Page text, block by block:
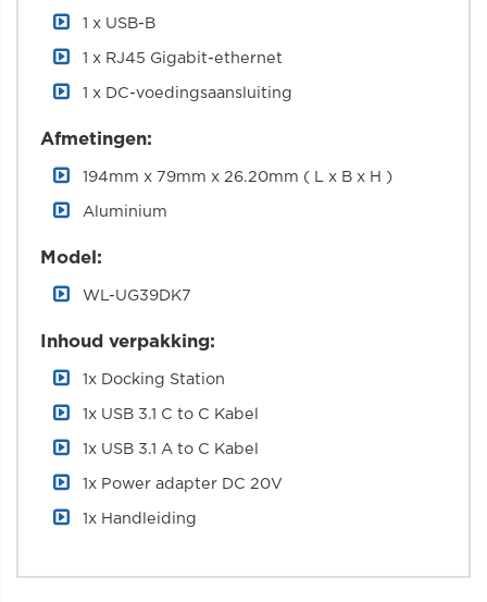
1 x USB-B
1 x RJ45 Gigabit-ethernet
1 x DC-voedingsaansluiting
Afmetingen:
194mm x 79mm x 26.20mm ( L x B x H )
Aluminium
Model:
WL-UG39DK7
Inhoud verpakking:
1x Docking Station
1x USB 3.1 C to C Kabel
1x USB 3.1 A to C Kabel
1x Power adapter DC 20V
1x Handleiding